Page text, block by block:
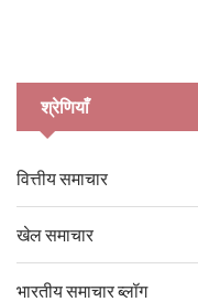
श्रेणियाँ
वित्तीय समाचार
खेल समाचार
भारतीय समाचार ब्लॉग